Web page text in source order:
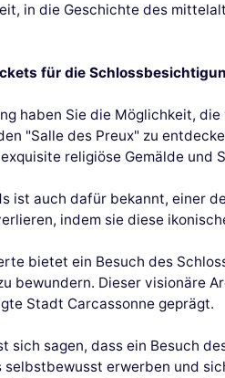
in die Geschichte des
für die
haben Sie die Möglichkeit,
"Salle des Preux" zu
religiöse Gemälde und
ist auch dafür bekannt, einer
indem sie diese
bietet ein Besuch des
bewundern. Dieser visionäre
Stadt Carcassonne geprägt.
sich sagen, dass ein Besuch
selbstbewusst erwerben und